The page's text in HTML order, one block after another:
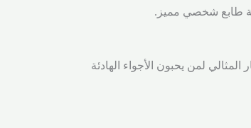
طابع شخصي مميز.
لمن يحبون الأجواء الهادئة